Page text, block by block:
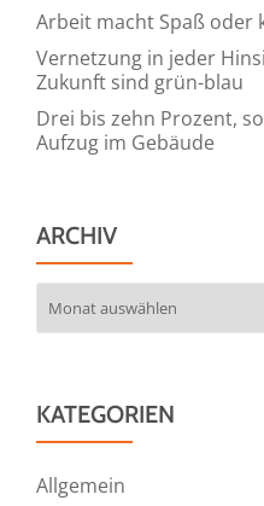
Arbeit macht Spaß oder
Vernetzung in jeder
Zukunft sind grün-blau
Drei bis zehn Prozent,
Aufzug im Gebäude
ARCHIV
KATEGORIEN
Allgemein